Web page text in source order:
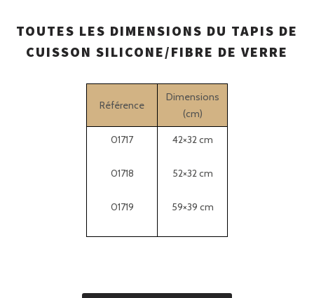
TOUTES LES DIMENSIONS DU TAPIS DE
CUISSON SILICONE/FIBRE DE VERRE
Référence
Dimensions
(cm)
01717
01718
01719
42×32 cm
52×32 cm
59×39 cm